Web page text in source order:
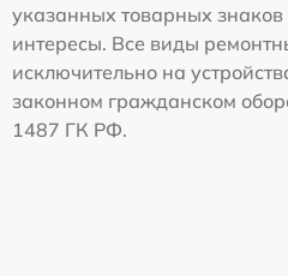
указанных товарных знаков
интересы. Все виды
исключительно на
законном гражданском
1487 ГК РФ.